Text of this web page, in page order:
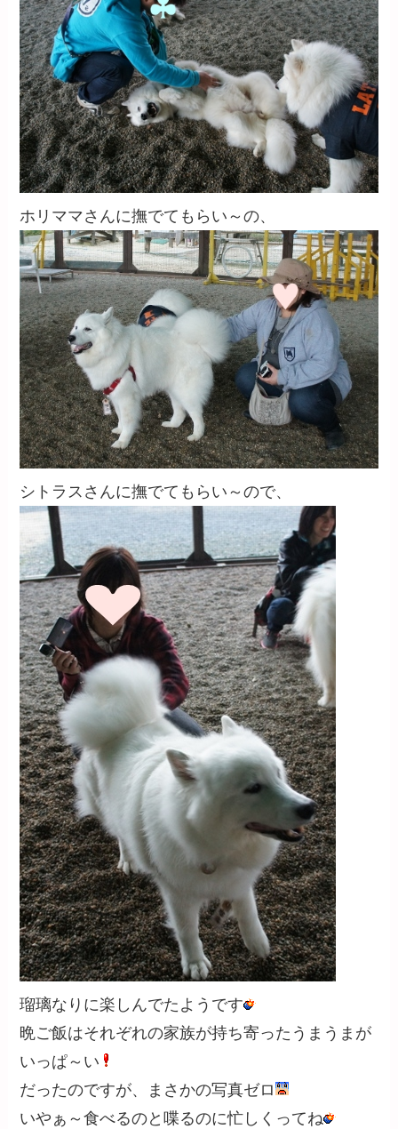
ホリママさんに撫でてもらい～の、
シトラスさんに撫でてもらい～ので、
瑠璃なりに楽しんでたようです
晩ご飯はそれぞれの家族が持ち寄ったうまうまが
いっぱ～い
だったのですが、まさかの写真ゼロ
いやぁ～食べるのと喋るのに忙しくってね